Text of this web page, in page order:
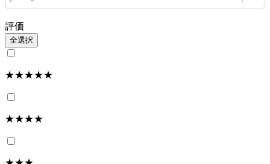
評価
全選択
★★★★★
★★★★